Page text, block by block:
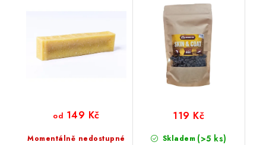
Momentálně nedostupné
od 149 Kč
Skladem (>5 ks)
119 Kč